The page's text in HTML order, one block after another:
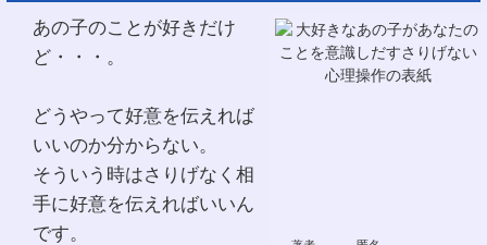
あの子のことが好きだけ
ど・・・。
どうやって好意を伝えれば
いいのか分からない。
そういう時はさりげなく相
手に好意を伝えればいいん
です。